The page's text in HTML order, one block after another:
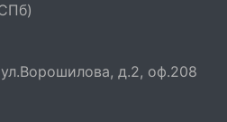
д.2, оф.208